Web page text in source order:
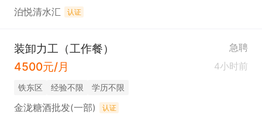
泊悦清水汇 认证
装卸力工（工作餐） 急聘
4500元/月 4小时前
铁东区 经验不限 学历不限
金泷糖酒批发(一部) 认证